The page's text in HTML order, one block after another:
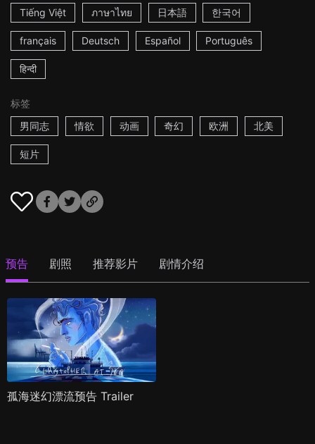
Tiếng Việt ภาษาไทย 日本語 한국어
français Deutsch Español Português
हिन्दी
标签
男同志
情欲 动画 奇幻 欧洲 北美
短片
预告 剧照 推荐影片 剧情介绍
孤海迷幻漂流预告 Trailer